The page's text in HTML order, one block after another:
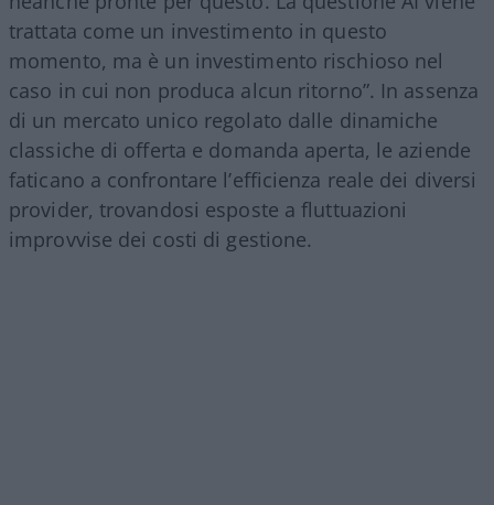
trattata come un investimento in questo
momento, ma è un investimento rischioso nel
caso in cui non produca alcun ritorno”. In assenza
di un mercato unico regolato dalle dinamiche
classiche di offerta e domanda aperta, le aziende
faticano a confrontare l’efficienza reale dei diversi
provider, trovandosi esposte a fluttuazioni
improvvise dei costi di gestione.